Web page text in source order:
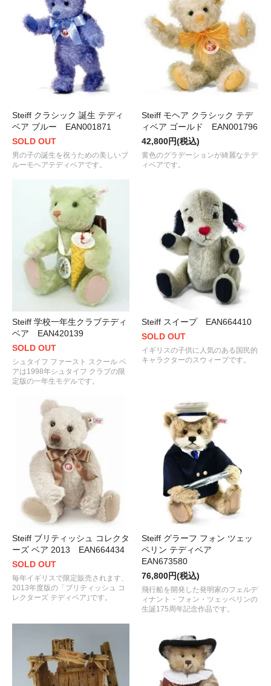
Steiff クラシック 誕生 テディ
ベア ブルー EAN001871
SOLD OUT
男の子の誕生を祝うための美しいブ
ルーモヘアテディベアです。
Steiff モヘア クラシック テデ
ィベア ゴールド EAN001796
42,800円(税込)
黄色のグラデーションが綺麗なテデ
ィベアです。
Steiff 学校一年生クラブテディ
ベア EAN420139
SOLD OUT
シュタイフ ファースト スクール ベ
アは1998年シュタイフ クラブの限
定版の一年生モデルです。
Steiff スイープ EAN664410
SOLD OUT
イギリスの子供に人気のある国民的
キャラクターのスウィーブです。
Steiff ブリティッシュ コレクタ
ーズ ベア 2013 EAN664434
SOLD OUT
毎年イギリスで限定販売されます、
2013年度版の「ブリティッシュ コ
レクターズ テディベア｣です。
Steiff グラーフ フォン ツェッ
ペリン テディベア
EAN673580
76,800円(税込)
飛行船を開発した発明家のフェルデ
ィナント・フォン・ツェッペリンの
生誕175周年記念作品です。